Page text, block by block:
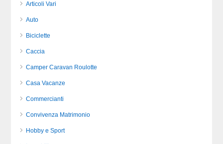
Articoli Vari
Auto
Biciclette
Caccia
Camper Caravan Roulotte
Casa Vacanze
Commercianti
Convivenza Matrimonio
Hobby e Sport